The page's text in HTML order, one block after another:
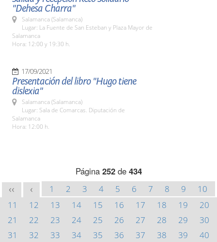
"Dehesa Charra"
Salamanca (Salamanca)
Lugar: La Fuente de San Esteban y Plaza Mayor de
Salamanca
Hora: 12:00 y 19:30 h.
17/09/2021
Presentación del libro "Hugo tiene
dislexia"
Salamanca (Salamanca)
Lugar: Sala de Comarcas. Diputación de
Salamanca
Hora: 12:00 h.
Página 252de 434
<< < 1 2 3 4 5 6 7 8 9
10
11
12 13 14 15 16 17 18 19
20
21
22 23 24 25 26 27 28 29
30
31
32 33 34 35 36 37 38 39
40